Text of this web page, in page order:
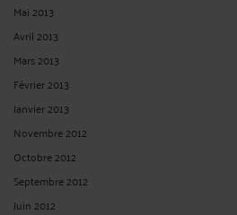
Mai 2013
Avril 2013
Mars 2013
Février 2013
Janvier 2013
Novembre 2012
Octobre 2012
Septembre 2012
Juin 2012